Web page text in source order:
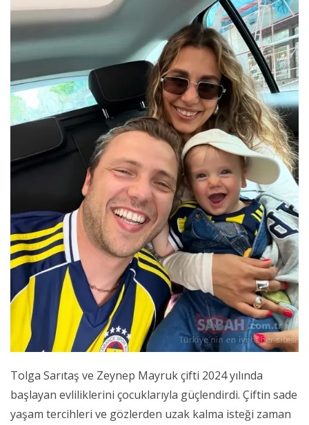
Tolga Sarıtaş ve Zeynep Mayruk çifti 2024 yılında
başlayan evliliklerini çocuklarıyla güçlendirdi. Çiftin sade
yaşam tercihleri ve gözlerden uzak kalma isteği zaman